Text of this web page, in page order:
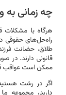
چه زمانی به
هرگاه با مشکلات
راه‌حل‌های حقوقی
طلاق، حضانت
قانونی دارند. در
ممکن است عواقب
اگر در رشت